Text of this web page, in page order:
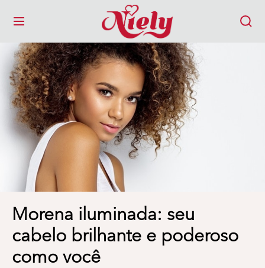
MENU
Morena iluminada: seu
cabelo brilhante e poderoso
como você